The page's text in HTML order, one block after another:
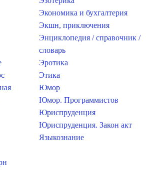
Экономика и бухгалтерия
Экшн, приключения
Энциклопедия / справочник /
словарь
Эротика
Этика
Юмор
Юмор. Программистов
Юриспруденция
Юриспруденция. Закон акт
Языкознание